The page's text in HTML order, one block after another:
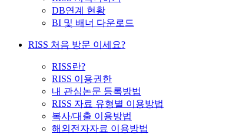
DB연계 현황
BI 및 배너 다운로드
RISS 처음 방문 이세요?
RISS란?
RISS 이용권한
내 관심논문 등록방법
RISS 자료 유형별 이용방법
복사/대출 이용방법
해외전자자료 이용방법